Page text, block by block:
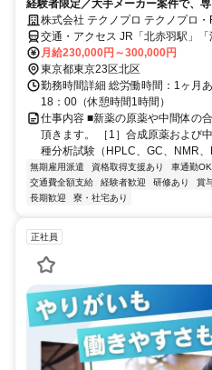
経験者限定／大手メーカー案件で、
株式会社 テクノプロ テクノプロ・
交通・アクセス JR「北赤羽駅」
月給230,000円～300,000円
東京都東京23区北区
勤務時間詳細 総労働時間：1ヶ月
18：00（休憩時間1時間）
仕事内容 ■新薬の原薬や中間体の
頂きます。 ［1］合成原薬および
種分析試験（HPLC、GC、NMR
無期雇用派遣 資格取得支援あり 車通勤OK
交通費全額支給
経験者歓迎 研修あり 賞
長期歓迎
寮・社宅あり
正社員